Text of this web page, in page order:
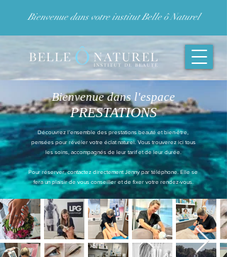
Bienvenue dans votre institut Belle ô Naturel
Bienvenue dans l'espace
PRESTATIONS
Découvrez l’ensemble des prestations beauté et bien-être,
pensées pour révéler votre éclat naturel. Vous trouverez ici tous
les soins, accompagnés de leur tarif et de leur durée.
Pour réserver, contactez directement Jenny par téléphone. Elle se
fera un plaisir de vous conseiller et de fixer votre rendez-vous.